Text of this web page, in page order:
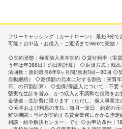
フリーキャッシング（カードローン） 最短3分
可能！お申込・お借入・ご返済までWebで完結！
◇契約形態：極度借入基本契約 ◇貸付利率（実
う年は年366日〕の日割計算） ◇返済方式：残
済回数：原則最長6年9ヶ月間/原則1回～80回 ◇
自動継続） ◇賠償額の元本に対する割合：実質
日〕の日割計算） ◇担保/保証人について：不
堅実な生計を営み、かつ収入と不調和な債務を
金使途：生計費に限ります（ただし、個人事業主
◇元本および利息の支払：毎月一定日、約定の
解決機関：当社が契約する貸金業務にかかる指
相談・紛争解決センター」です ◇お申込条件：